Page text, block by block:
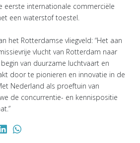
eerste internationale commerciële
een waterstof toestel.
het Rotterdamse vliegveld: “Het aan
vlucht van Rotterdam naar
van duurzame luchtvaart en
door te pionieren en innovatie in de
Nederland als proeftuin van
de concurrentie- en kennispositie